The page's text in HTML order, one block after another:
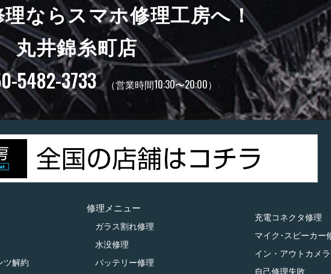
ならスマホ修理工房へ！
丸井錦糸町店
5482-3733 （営業時間10:30〜20:00）
ツ解約
修理メニュー
ガラス割れ修理
水没修理
バッテリー修理
充電コネクタ修理
マイク･スピーカー
イン・アウトカメ
自己修理失敗